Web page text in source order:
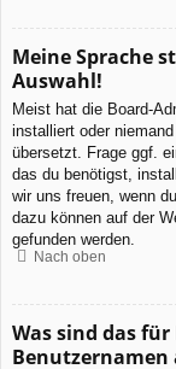
Meine Sprache
Auswahl!
Meist hat die Board-
installiert oder
übersetzt. Frage ggf.
das du benötigst,
wir uns freuen, wenn
dazu können auf der
gefunden werden.
Nach oben
Was sind das
Benutzernamen